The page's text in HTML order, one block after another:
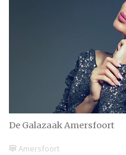
De Galazaak Amersfoort
Amersfoort